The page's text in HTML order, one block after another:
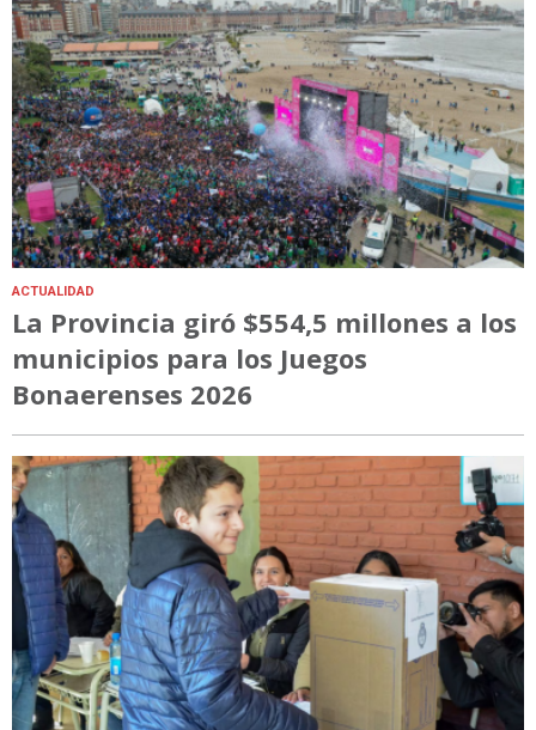
ACTUALIDAD
La Provincia giró $554,5 millones a los
municipios para los Juegos
Bonaerenses 2026